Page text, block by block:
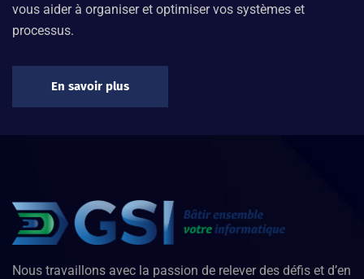
vous aider à organiser et optimiser vos systèmes et
processus.
En savoir plus
Nous travaillons avec la passion de relever des défis et d’en